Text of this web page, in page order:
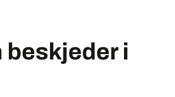
beskjeder i